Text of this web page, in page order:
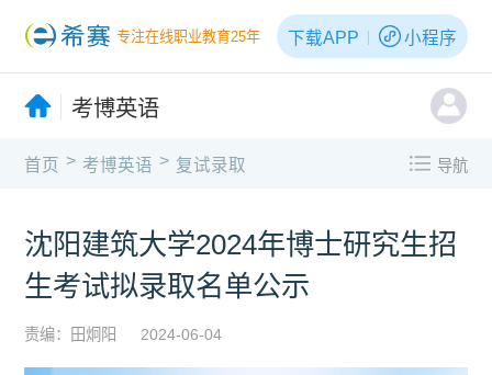
专注在线职业教育25年 下载APP 小程序
考博英语
首页 > 考博英语 > 复试录取 导航
沈阳建筑大学2024年博士研究生招
生考试拟录取名单公示
责编：田炯阳 2024-06-04